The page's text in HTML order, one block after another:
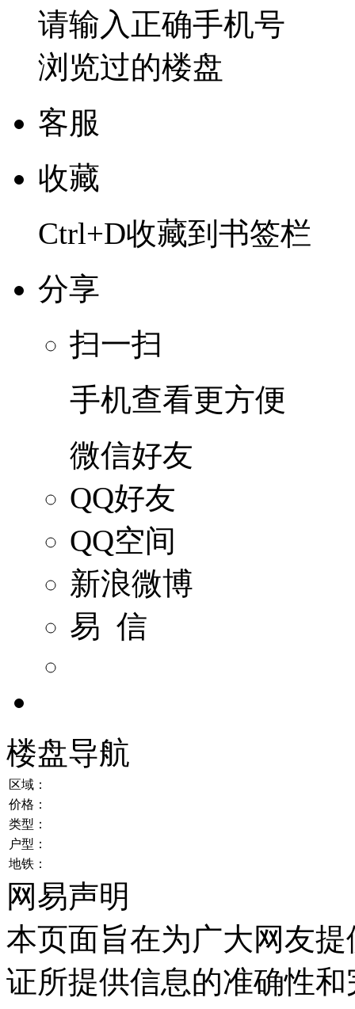
请输入正确手机号
浏览过的楼盘
客服
收藏
Ctrl+D收藏到书签栏
分享
扫一扫
手机查看更方便
微信好友
QQ好友
QQ空间
新浪微博
易 信
楼盘导航
区域：
价格：
类型：
户型：
地铁：
网易声明
本页面旨在为广大网友
证所提供信息的准确性